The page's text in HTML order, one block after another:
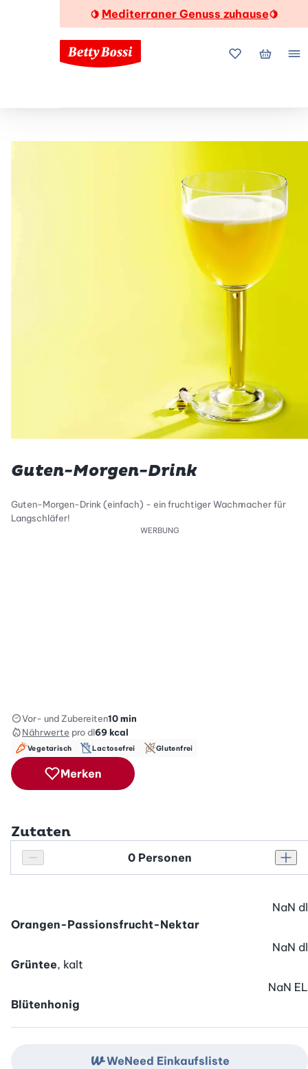
🍋 Mediterraner Genuss zuhause🍋
MeineMein
Guten-Morgen-Drink
Guten-Morgen-Drink (einfach) - ein fruchtiger Wachmacher für
Langschläfer!
WERBUNG
Vor- und Zubereiten10 min
Nährwerte pro dl69kcal
Vegetarisch Lactosefrei Glutenfrei
Merken
Zutaten
Personenanzahl verringern
Personenanzahl
Orangen-Passionsfrucht-Nektar
NaN dl
Grüntee, kalt
NaN dl
Blütenhonig
NaN EL
WeNeed Einkaufsliste